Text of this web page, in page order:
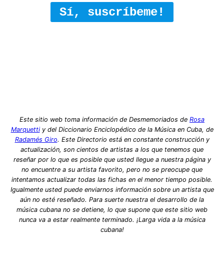
Sí, suscríbeme!
Este sitio web toma información de Desmemoriados de Rosa
Marquettiy del Diccionario Enciclopédico de la Música en Cuba, de
Radamés Giro. Este Directorio está en constante construcción y
actualización, son cientos de artistas a los que tenemos que
reseñar por lo que es posible que usted llegue a nuestra página y
no encuentre a su artista favorito, pero no se preocupe que
intentamos actualizar todas las fichas en el menor tiempo posible.
Igualmente usted puede enviarnos información sobre un artista que
aún no esté reseñado. Para suerte nuestra el desarrollo de la
música cubana no se detiene, lo que supone que este sitio web
nunca va a estar realmente terminado. ¡Larga vida a la música
cubana!